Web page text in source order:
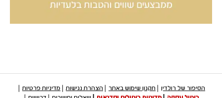
הסיפור של רולדין תקנון שימוש באתר הצהרת נגישות
מדיניות פרטיות